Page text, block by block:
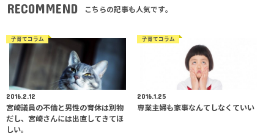
RECOMMEND こちらの記事も人気です。
子育てコラム
2016.2.12
宮崎議員の不倫と男性の育休は別物
だし、宮崎さんには出直してきてほ
しい。
子育てコラム
2016.1.25
専業主婦も家事なんてしなくていい